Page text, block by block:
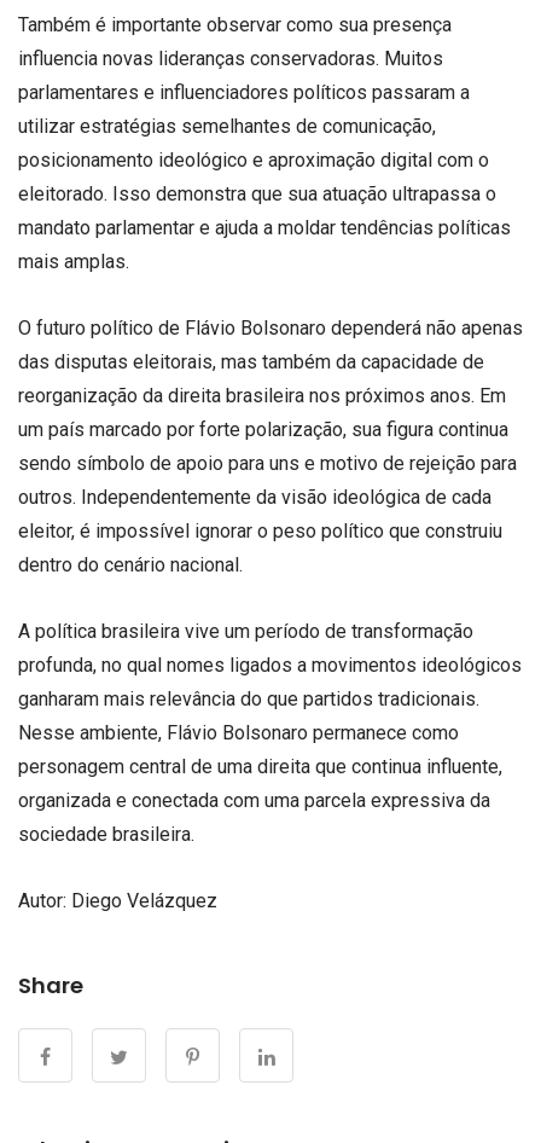
Também é importante observar como sua presença
influencia novas lideranças conservadoras. Muitos
parlamentares e influenciadores políticos passaram a
utilizar estratégias semelhantes de comunicação,
posicionamento ideológico e aproximação digital com o
eleitorado. Isso demonstra que sua atuação ultrapassa o
mandato parlamentar e ajuda a moldar tendências políticas
mais amplas.
O futuro político de Flávio Bolsonaro dependerá não apenas
das disputas eleitorais, mas também da capacidade de
reorganização da direita brasileira nos próximos anos. Em
um país marcado por forte polarização, sua figura continua
sendo símbolo de apoio para uns e motivo de rejeição para
outros. Independentemente da visão ideológica de cada
eleitor, é impossível ignorar o peso político que construiu
dentro do cenário nacional.
A política brasileira vive um período de transformação
profunda, no qual nomes ligados a movimentos ideológicos
ganharam mais relevância do que partidos tradicionais.
Nesse ambiente, Flávio Bolsonaro permanece como
personagem central de uma direita que continua influente,
organizada e conectada com uma parcela expressiva da
sociedade brasileira.
Autor: Diego Velázquez
Share